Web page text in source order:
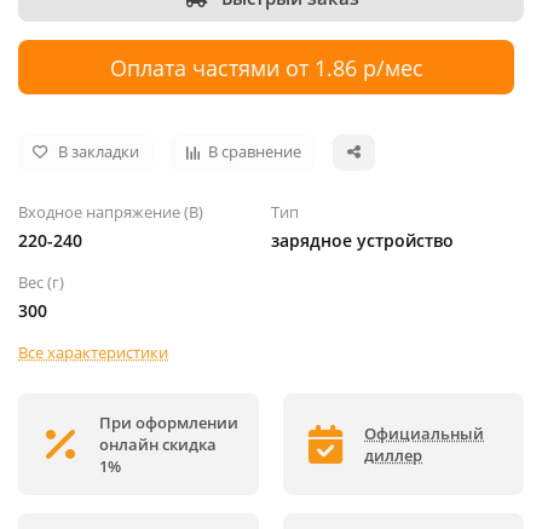
Оплата частями от 1.86 р/мес
В закладки В сравнение
Входное напряжение (B)
220-240
Тип
зарядное устройство
Вес (г)
300
Все характеристики
При оформлении
онлайн скидка
1%
Официальный
диллер